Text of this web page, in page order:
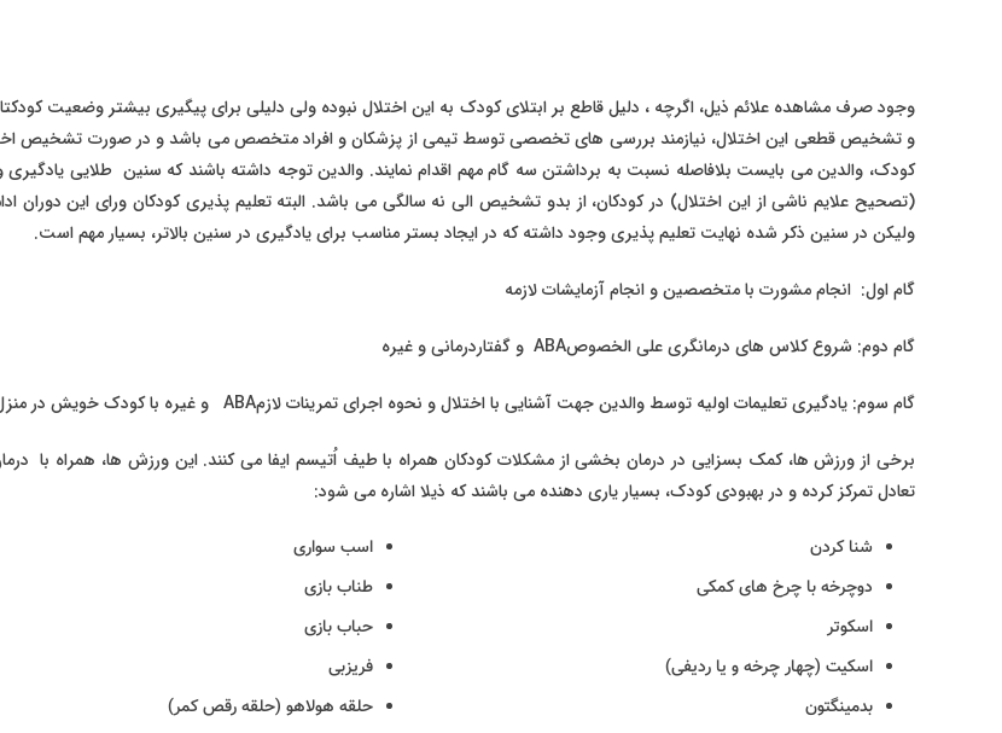
وجود صرف مشاهده علائم ذیل، اگرچه ، دلیل قاطع بر ابتلای کودک به این اختلال نبوده ولی دلیلی برای پیگیری بیشتر وضعیت
و تشخیص قطعی این اختلال، نیازمند بررسی های تخصصی توسط تیمی از پزشکان و افراد متخصص می باشد و در صورت تشخیص
کودک، والدین می بایست بلافاصله نسبت به برداشتن سه گام مهم اقدام نمایند. والدین توجه داشته باشند که سنین طلایی یادگیری و
(تصحیح علایم ناشی از این اختلال) در کودکان، از بدو تشخیص الی نه سالگی می باشد. البته تعلیم پذیری کودکان ورای این دوران
ولیکن در سنین ذکر شده نهایت تعلیم پذیری وجود داشته که در ایجاد بستر مناسب برای یادگیری در سنین بالاتر، بسیار مهم است.
گام اول: انجام مشورت با متخصصین و انجام آزمایشات لازمه
گام دوم: شروع کلاس های درمانگری علی الخصوصABA و گفتاردرمانی و غیره
گام سوم: یادگیری تعلیمات اولیه توسط والدین جهت آشنایی با اختلال و نحوه اجرای تمرینات لازمABA و غیره با کودک خویش در منزل.
برخی از ورزش ها، کمک بسزایی در درمان بخشی از مشکلات کودکان همراه با طیف اُتیسم ایفا می کنند. این ورزش ها، همراه با
تعادل تمرکز کرده و در بهبودی کودک، بسیار یاری دهنده می باشند که ذیلا اشاره می شود:
شنا کردن
دوچرخه با چرخ های کمکی
اسکوتر
اسکیت (چهار چرخه و یا ردیفی)
بدمینگتون
اسب سواری
طناب بازی
حباب بازی
فریزبی
حلقه هولاهو (حلقه رقص کمر)